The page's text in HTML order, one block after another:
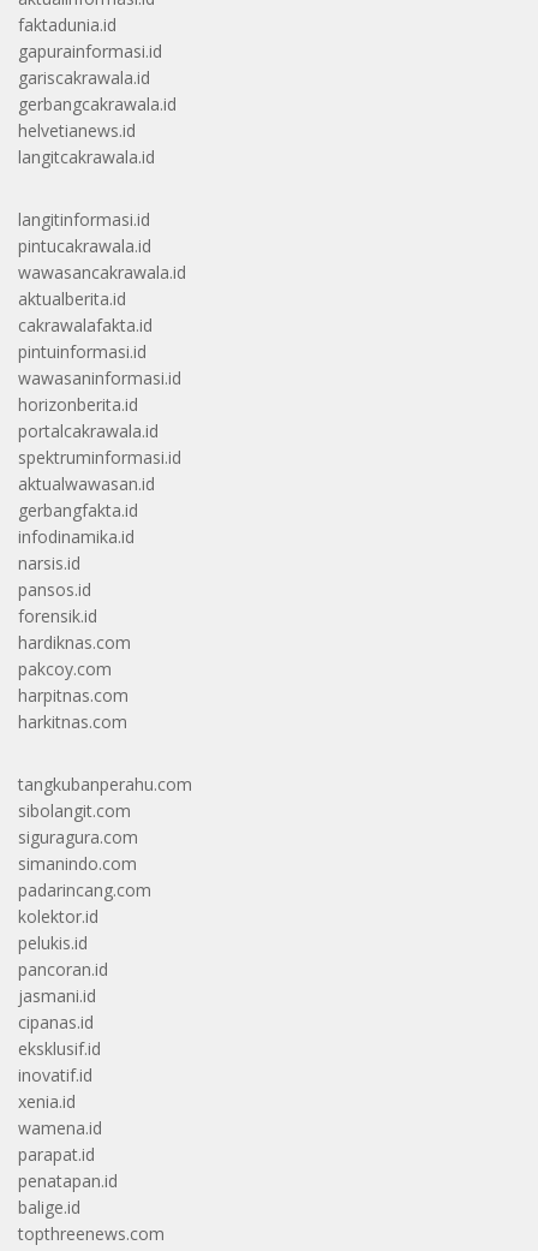
faktadunia.id
gapurainformasi.id
gariscakrawala.id
gerbangcakrawala.id
helvetianews.id
langitcakrawala.id
langitinformasi.id
pintucakrawala.id
wawasancakrawala.id
aktualberita.id
cakrawalafakta.id
pintuinformasi.id
wawasaninformasi.id
horizonberita.id
portalcakrawala.id
spektruminformasi.id
aktualwawasan.id
gerbangfakta.id
infodinamika.id
narsis.id
pansos.id
forensik.id
hardiknas.com
pakcoy.com
harpitnas.com
harkitnas.com
tangkubanperahu.com
sibolangit.com
siguragura.com
simanindo.com
padarincang.com
kolektor.id
pelukis.id
pancoran.id
jasmani.id
cipanas.id
eksklusif.id
inovatif.id
xenia.id
wamena.id
parapat.id
penatapan.id
balige.id
topthreenews.com